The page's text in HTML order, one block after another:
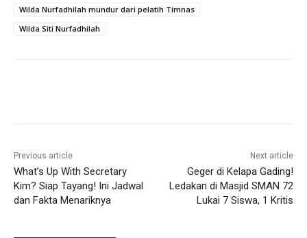
Wilda Nurfadhilah mundur dari pelatih Timnas
Wilda Siti Nurfadhilah
Previous article
What’s Up With Secretary
Kim? Siap Tayang! Ini Jadwal
dan Fakta Menariknya
Next article
Geger di Kelapa Gading!
Ledakan di Masjid SMAN 72
Lukai 7 Siswa, 1 Kritis